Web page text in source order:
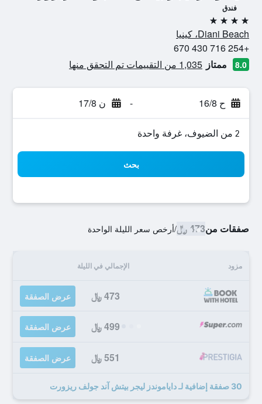
فندق
4 نجوم
Diani Beach، كينيا
+254 716 430 670
8.0 ممتاز 1,035 من التقييمات تم التحقق منها
ح 16/8 - ن 17/8
2 من الضيوف، غرفة واحدة
بحث
صفقات من473 ﷼ /أرخص سعر الليلة الواحدة
مزود الإجمالي في الليلة
473 ﷼ عرض الصفقة
499 ﷼ عرض الصفقة
551 ﷼ عرض الصفقة
30 صفقة إضافية لـ داياموندز ليجر بيتش آند جولف ريزورت